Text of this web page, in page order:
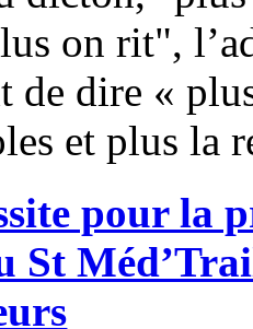
on rit",
de dire «
et plus la
pour la
St